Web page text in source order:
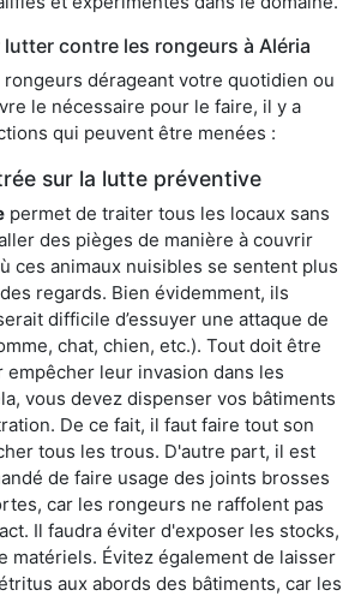
contre les rongeurs à Aléria
dérageant votre quotidien ou
le nécessaire pour le faire, il y a
qui peuvent être menées :
sur la lutte préventive
permet de traiter tous les locaux sans
des pièges de manière à couvrir
ces animaux nuisibles se sentent plus
regards. Bien évidemment, ils
difficile d’essuyer une attaque de
chat, chien, etc.). Tout doit être
leur invasion dans les
vous devez dispenser vos bâtiments
De ce fait, il faut faire tout son
tous les trous. D'autre part, il est
de faire usage des joints brosses
car les rongeurs ne raffolent pas
Il faudra éviter d'exposer les stocks,
matériels. Évitez également de laisser
aux abords des bâtiments, car les